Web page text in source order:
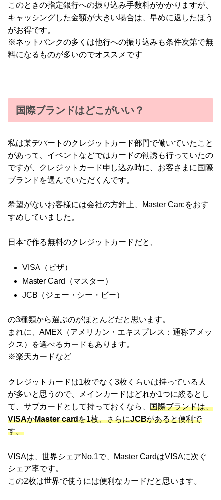
このときの指定銀行への振り込み手数料がかかりますが、
キャッシングした金額が大きい場合は、早めに返したほう
がお得です。
※ネットバンクの多くは他行への振り込みも条件次第で無
料になるものが多いのでオススメです
国際ブランドはどこがいい？
私は某デパートのクレジットカード部門で働いていたこと
があって、イベントなどではカードの勧誘も行っていたの
ですが、クレジットカード申し込み時に、お客さまに国際
ブランドを選んでいただくんです。
希望がないお客様には会社の方針上、Master Cardをおす
すめしていました。
日本で作る無料のクレジットカードだと、
VISA（ビザ）
Master Card（マスター）
JCB（ジェー・シー・ビー）
の3種類から選ぶのがほとんどだと思います。
まれに、AMEX（アメリカン・エキスプレス：通称アメッ
クス）を選べるカードもあります。
※楽天カードなど
クレジットカードは1枚でなく3枚くらいは持っている人
が多いと思うので、メインカードはどれか1つに絞るとし
て、サブカードとして持っておくなら、 国際ブランドは、
VISAかMaster cardを1枚、さらにJCBがあると便利で
す。
VISAは、世界シェアNo.1で、Master CardはVISAに次ぐ
シェア率です。
この2枚は世界で使うには便利なカードだと思います。